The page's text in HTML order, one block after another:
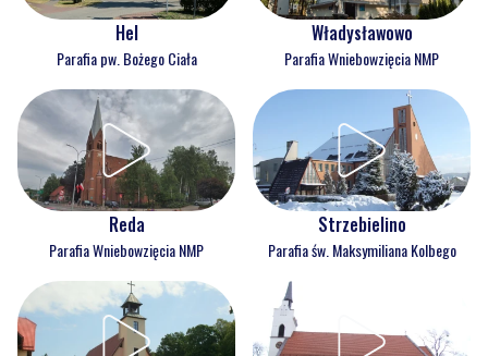
Hel
Parafia pw. Bożego Ciała
Władysławowo
Parafia Wniebowzięcia NMP
Reda
Parafia Wniebowzięcia NMP
Strzebielino
Parafia św. Maksymiliana Kolbego